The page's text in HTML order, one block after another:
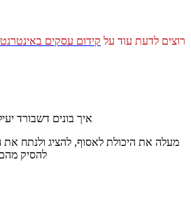
רוצים לדעת עוד על קידום עסקים
איך בונים דשבורד
להסיק